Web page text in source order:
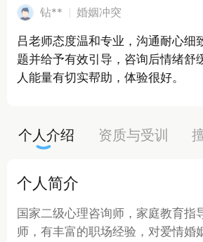
钻** 婚姻冲突
吕老师态度温和专业，沟通耐心细
题并给予有效引导，咨询后情绪舒
人能量有切实帮助，体验很好。
个人介绍 资质与受训
个人简介
国家二级心理咨询师，家庭教育指
师，有丰富的职场经验，对爱情婚